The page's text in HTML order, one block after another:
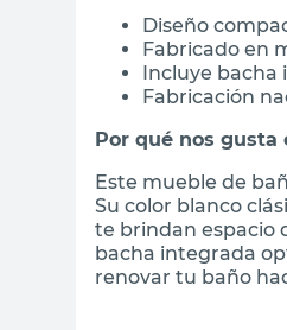
Diseño
Fabricado en
Incluye bacha
Fabricación
Por qué nos gusta
Este mueble de
Su color blanco
te brindan espacio
bacha integrada
renovar tu baño